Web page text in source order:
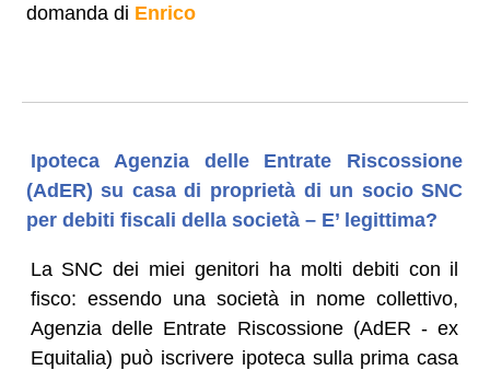
domanda di Enrico
Ipoteca Agenzia delle Entrate Riscossione
(AdER) su casa di proprietà di un socio SNC
per debiti fiscali della società – E’ legittima?
La SNC dei miei genitori ha molti debiti con il
fisco: essendo una società in nome collettivo,
Agenzia delle Entrate Riscossione (AdER - ex
Equitalia) può iscrivere ipoteca sulla prima casa